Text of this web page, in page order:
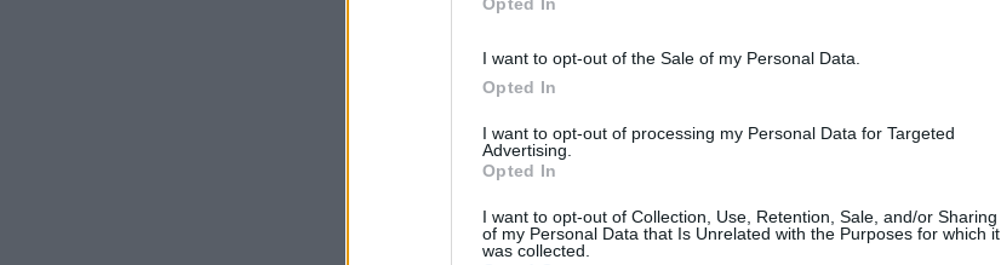
I want to opt-out of the Sale of my Personal Data.
Opted In
I want to opt-out of processing my Personal Data for Targeted
Advertising.
Opted In
I want to opt-out of Collection, Use, Retention, Sale, and/or Sharing
of my Personal Data that Is Unrelated with the Purposes for which it
was collected.